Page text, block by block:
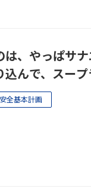
は、やっぱサ
んで、スー
全基本計画